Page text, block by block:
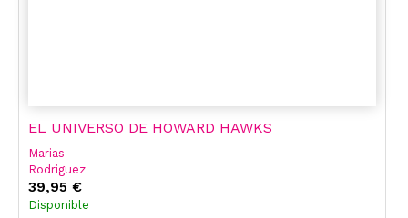
EL UNIVERSO DE HOWARD HAWKS
Marias
Rodriguez
Miguel Marías
Fernando Rodriguez Lafuente
39,95 €
Disponible